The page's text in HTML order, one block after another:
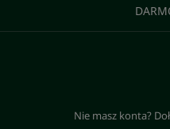
Nie masz konta?